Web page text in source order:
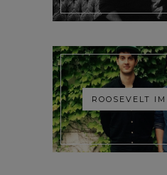
ROOSEVELT